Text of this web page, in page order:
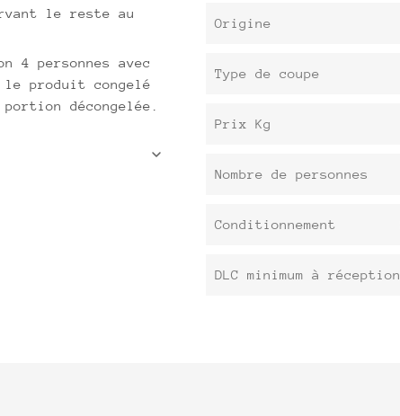
le reste au
4 personnes avec
produit congelé
décongelée.
Origine
Type de coupe
Prix Kg
Nombre de personnes
Conditionnement
DLC minimum à réception